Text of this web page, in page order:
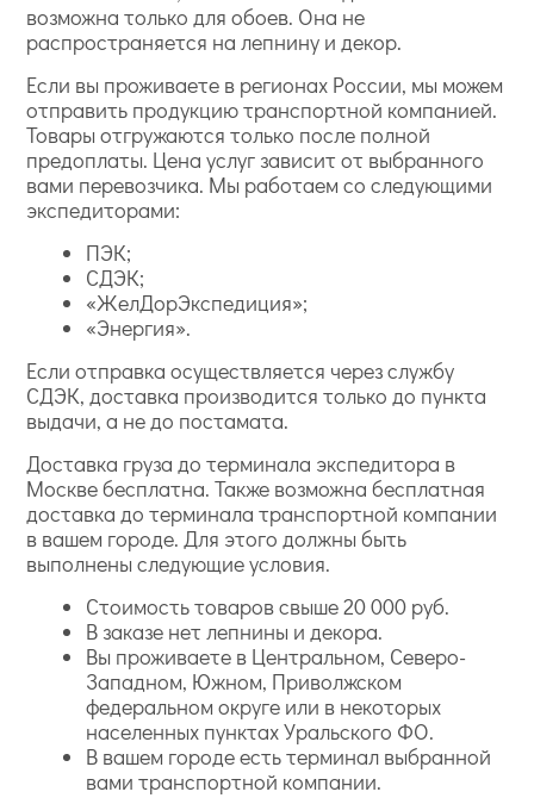
возможна только для обоев. Она не
распространяется на лепнину и декор.
Если вы проживаете в регионах России, мы можем
отправить продукцию транспортной компанией.
Товары отгружаются только после полной
предоплаты. Цена услуг зависит от выбранного
вами перевозчика. Мы работаем со следующими
экспедиторами:
ПЭК;
СДЭК;
«ЖелДорЭкспедиция»;
«Энергия».
Если отправка осуществляется через службу
СДЭК, доставка производится только до пункта
выдачи, а не до постамата.
Доставка груза до терминала экспедитора в
Москве бесплатна. Также возможна бесплатная
доставка до терминала транспортной компании
в вашем городе. Для этого должны быть
выполнены следующие условия.
Стоимость товаров свыше 20 000 руб.
В заказе нет лепнины и декора.
Вы проживаете в Центральном, Северо-
Западном, Южном, Приволжском
федеральном округе или в некоторых
населенных пунктах Уральского ФО.
В вашем городе есть терминал выбранной
вами транспортной компании.